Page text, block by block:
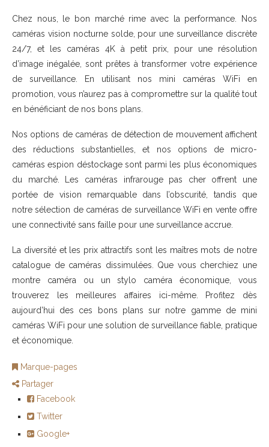
Chez nous, le bon marché rime avec la performance. Nos
caméras vision nocturne solde, pour une surveillance discrète
24/7, et les caméras 4K à petit prix, pour une résolution
d’image inégalée, sont prêtes à transformer votre expérience
de surveillance. En utilisant nos mini caméras WiFi en
promotion, vous n’aurez pas à compromettre sur la qualité tout
en bénéficiant de nos bons plans.
Nos options de caméras de détection de mouvement affichent
des réductions substantielles, et nos options de micro-
caméras espion déstockage sont parmi les plus économiques
du marché. Les caméras infrarouge pas cher offrent une
portée de vision remarquable dans l’obscurité, tandis que
notre sélection de caméras de surveillance WiFi en vente offre
une connectivité sans faille pour une surveillance accrue.
La diversité et les prix attractifs sont les maîtres mots de notre
catalogue de caméras dissimulées. Que vous cherchiez une
montre caméra ou un stylo caméra économique, vous
trouverez les meilleures affaires ici-même. Profitez dès
aujourd’hui des ces bons plans sur notre gamme de mini
caméras WiFi pour une solution de surveillance fiable, pratique
et économique.
Marque-pages
Partager
Facebook
Twitter
Google+